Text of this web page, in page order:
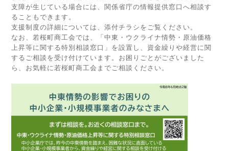
支障が生じている場合には、関係省庁の情報提供窓口へ相談す
ることもできます。
支援制度の詳細については、添付チラシをご覧ください。
なお、若桜町商工会では、「中東・ウクライナ情勢・原油価格
上昇等に関する特別相談窓口」を設置し、資金繰りや経営に関
するご相談を受け付けています。お困りごとがございました
ら、お気軽に若桜町商工会までご相談ください。